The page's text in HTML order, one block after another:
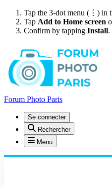
Tap the 3-dot menu (⋮) in
Tap Add to Home screen
Confirm by tapping Install.
Forum Photo Paris
Se connecter
Rechercher
Menu